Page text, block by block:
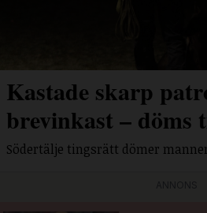
Kastade skarp
brevinkast – döms
Södertälje tingsrätt dömer